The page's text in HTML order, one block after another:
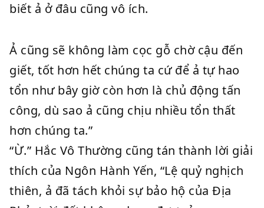
biết ả ở đâu cũng vô ích.
Ả cũng sẽ không làm cọc gỗ chờ cậu đến
giết, tốt hơn hết chúng ta cứ để ả tự hao
tổn như bây giờ còn hơn là chủ động tấn
công, dù sao ả cũng chịu nhiều tổn thất
hơn chúng ta.”
“Ừ.” Hắc Vô Thường cũng tán thành lời giải
thích của Ngôn Hành Yến, “Lệ quỷ nghịch
thiên, ả đã tách khỏi sự bảo hộ của Địa